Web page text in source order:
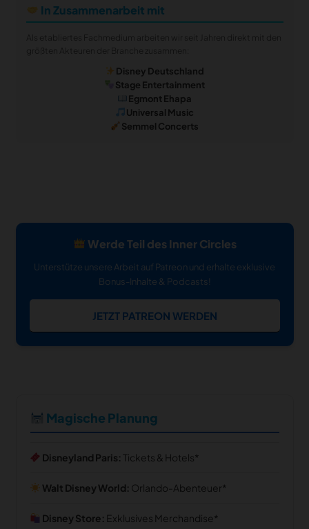
In Zusammenarbeit mit
Disney Deutschland
Stage Entertainment
Egmont Ehapa
Universal Music
Semmel Concerts
Werde Teil des Inner Circles
Unterstütze unsere Arbeit auf Patreon und erhalte exklusive
Bonus-Inhalte & Podcasts!
JETZT PATREON WERDEN
Magische Planung
Disneyland Paris: Tickets & Hotels
Walt Disney World: Orlando-Abenteuer
Disney Store: Exklusives Merchandise